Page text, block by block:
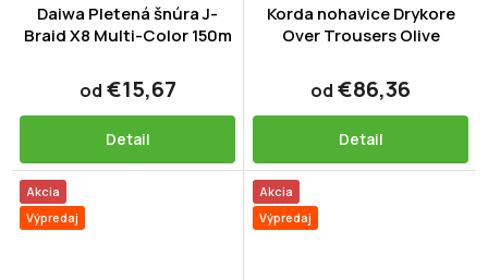
Daiwa Pletená šnúra J-
Braid X8 Multi-Color 150m
od €15,67
Detail
Korda nohavice Drykore
Over Trousers Olive
od €86,36
Detail
Akcia
Výpredaj
Akcia
Výpredaj